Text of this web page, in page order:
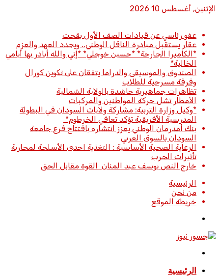
الإثنين, أغسطس 10 2026
عفو رئاسي عن قيادات الصف الأول بقحت
عقار يستقبل مبادرة الناقل الوطني.. ويجدد العهد والعزم
*الكاميرا الجارحة* *حسين خوجلي* *إني والله أبادر بها أيامي
الخالية*
الصندوق والموسيقى والدراما يتفقان على تكوين كورال
وفرقة مسرحية للطلاب
تظاهرات جماهيرية حاشدة بالولاية الشمالية
الأمطار تشل حركة المواطنين والمركبات
*وكيل وزارة التربية: مشاركة ولايات السودان في البطولة
المدرسية الأفريقية تؤكد تعافي الخرطوم*
بنك أمدرمان الوطني يعزز انتشاره بافتتاح فرع جامعة
السودان بالسوق العربي
الرعاية الصحية الأساسية : التغذية احدى الأسلحة لمحاربة
تأثيرات الحرب
خارج النص يوسف عبد المنان القوة مقابل الحق
الرئيسية
من نحن
خريطة الموقع
الرئيسية